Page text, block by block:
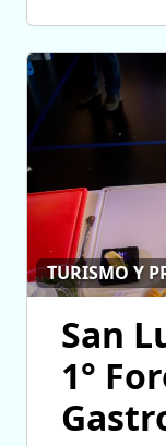
TURISMO Y
San
1°